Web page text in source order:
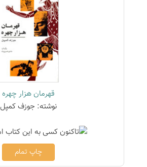
قهرمان هزار چهره
نوشته: جوزف کمپل
چاپ تمام